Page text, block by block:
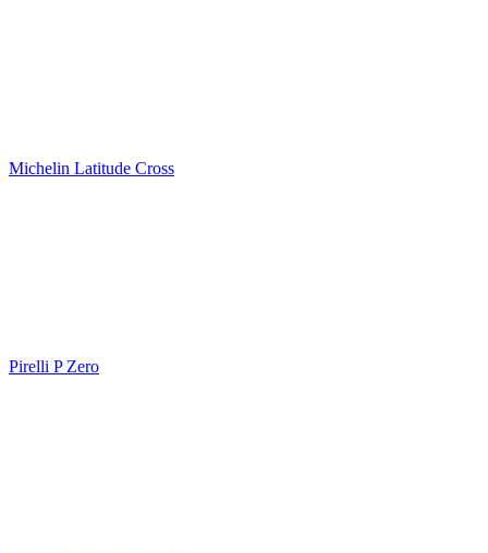
Michelin Latitude Cross
Pirelli P Zero